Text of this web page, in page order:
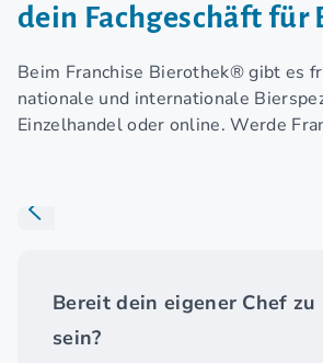
dein Fachgeschäft für
Beim Franchise Bierothek® gibt es
nationale und internationale
Einzelhandel oder online. Werde
Bereit dein eigener Chef zu
sein?